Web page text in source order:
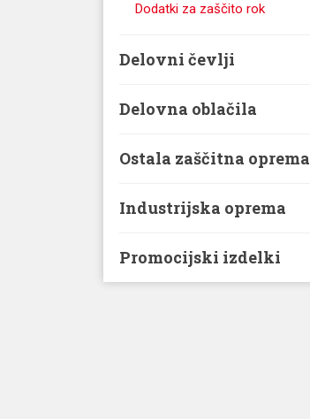
Dodatki za zaščito rok
Delovni čevlji
Delovna oblačila
Ostala zaščitna oprema
Industrijska oprema
Promocijski izdelki